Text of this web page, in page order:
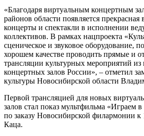
«Благодаря виртуальным концертным
районов области появляется прекрасная
концерты и спектакли в исполнении
коллективов. В рамках нацпроекта
сценическое и звуковое оборудование,
хорошем качестве проводить прямые и
трансляции культурных мероприятий из
концертных залов России», – отметил
культуры Новосибирской области
Первой трансляцией для новых
залов стал показ мультфильма «Играем
по заказу Новосибирской филармонии
Каца.